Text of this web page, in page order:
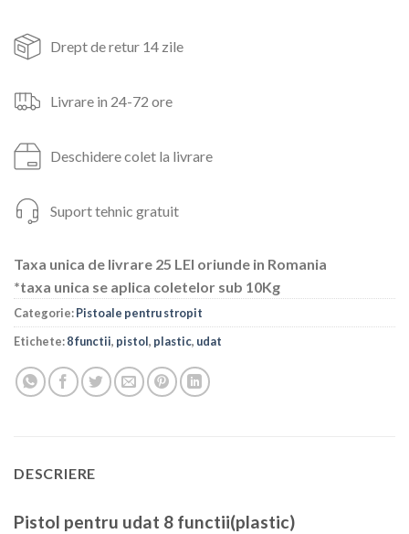
Drept de retur 14 zile
Livrare in 24-72 ore
Deschidere colet la livrare
Suport tehnic gratuit
Taxa unica de livrare 25 LEI oriunde in Romania
*taxa unica se aplica coletelor sub 10Kg
Categorie:Pistoale pentru stropit
Etichete:8 functii, pistol, plastic, udat
DESCRIERE
Pistol pentru udat 8 functii(plastic)